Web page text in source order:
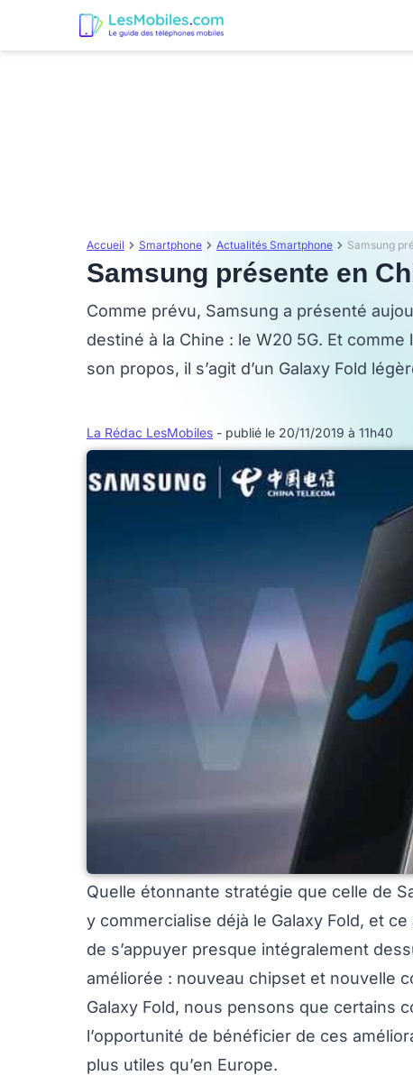
Accueil Smartphone Actualités Smartphone Samsung
Samsung présente en
Comme prévu, Samsung a présenté
destiné à la Chine : le W20 5G. Et
son propos, il s’agit d’un Galaxy Fold
La Rédac LesMobiles - publié le 20/11/2019 à 11h40
Quelle étonnante stratégie que celle de
y commercialise déjà le Galaxy Fold, et
de s’appuyer presque intégralement
améliorée : nouveau chipset et nouvelle
Galaxy Fold, nous pensons que certains
l’opportunité de bénéficier de ces
plus utiles qu’en Europe.